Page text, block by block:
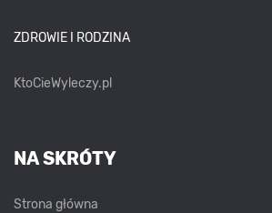
ZDROWIE I RODZINA
KtoCieWyleczy.pl
NA SKRÓTY
Strona główna